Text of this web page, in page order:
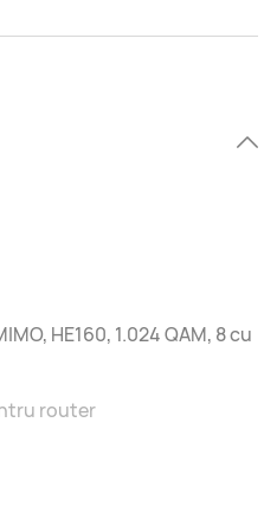
HE160, 1.024 QAM, 8 cu
router